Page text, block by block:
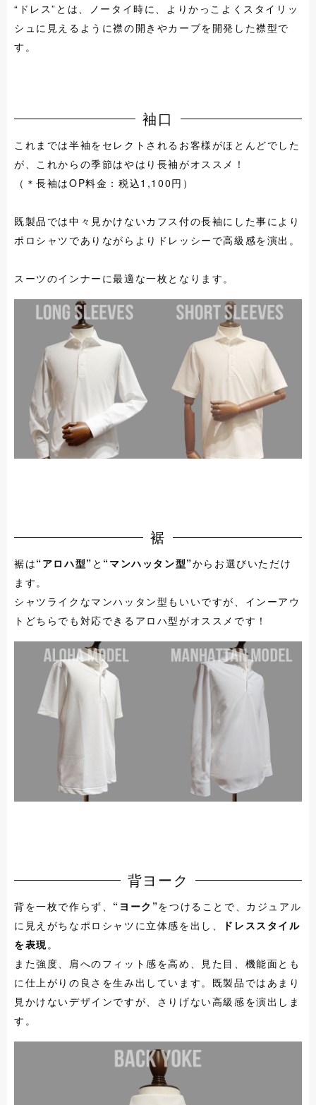
“ドレス”とは、ノータイ時に、よりかっこよくスタイリッ
シュに見えるように襟の開きやカーブを開発した襟型で
す。
袖口
これまでは半袖をセレクトされるお客様がほとんどでした
が、これからの季節はやはり長袖がオススメ！
（＊長袖はOP料金：税込1,100円）
既製品では中々見かけないカフス付の長袖にした事により
ポロシャツでありながらよりドレッシーで高級感を演出。
スーツのインナーに最適な一枚となります。
裾
裾は“アロハ型” と “マンハッタン型”からお選びいただけ
ます。
シャツライクなマンハッタン型もいいですが、インーアウ
トどちらでも対応できるアロハ型がオススメです！
背ヨーク
背を一枚で作らず、 “ヨーク”をつけることで、カジュアル
に見えがちなポロシャツに立体感を出し、
ドレススタイル
を表現。
また強度、肩へのフィット感を高め、見た目、機能面とも
に仕上がりの良さを生み出しています。既製品ではあまり
見かけないデザインですが、さりげない高級感を演出しま
す。